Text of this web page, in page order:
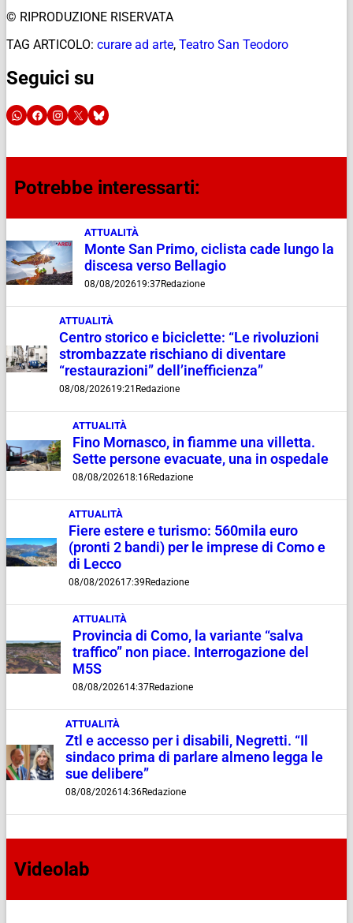
© RIPRODUZIONE RISERVATA
TAG ARTICOLO: curare ad arte, Teatro San Teodoro
Seguici su
Potrebbe interessarti:
ATTUALITÀ
Monte San Primo, ciclista cade lungo la
discesa verso Bellagio
08/08/202619:37Redazione
ATTUALITÀ
Centro storico e biciclette: “Le rivoluzioni
strombazzate rischiano di diventare
“restaurazioni” dell’inefficienza”
08/08/202619:21 Redazione
ATTUALITÀ
Fino Mornasco, in fiamme una villetta.
Sette persone evacuate, una in ospedale
08/08/202618:16Redazione
ATTUALITÀ
Fiere estere e turismo: 560mila euro
(pronti 2 bandi) per le imprese di Como e
di Lecco
08/08/202617:39 Redazione
ATTUALITÀ
Provincia di Como, la variante “salva
traffico” non piace. Interrogazione del
M5S
08/08/202614:37Redazione
ATTUALITÀ
Ztl e accesso per i disabili, Negretti. “Il
sindaco prima di parlare almeno legga le
sue delibere”
08/08/202614:36Redazione
Videolab